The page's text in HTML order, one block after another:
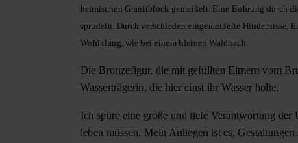
heimischen Granitblock gemeißelt. Eine Bohrung durch
sprudeln. Durch verschieden eingemeißelte Hindernisse,
Wohlklang, wie bei einem kleinen Waldbach.
Die Bronzefigur, die mit gefüllten Eimern vom
Wasserträgerin, die hier einst ihr Wasser holte.
Ich spüre eine große und tiefe Verantwortung
leben müssen. Mein Anliegen ist es,